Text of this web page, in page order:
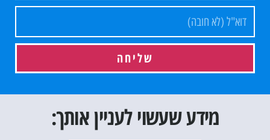
שליחה
מידע שעשוי לעניין אותך: